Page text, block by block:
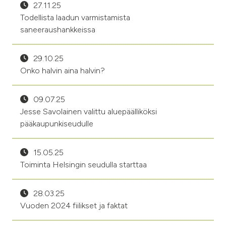
27.11.25
Todellista laadun varmistamista
saneeraushankkeissa
29.10.25
Onko halvin aina halvin?
09.07.25
Jesse Savolainen valittu aluepäälliköksi
pääkaupunkiseudulle
15.05.25
Toiminta Helsingin seudulla starttaa
28.03.25
Vuoden 2024 fiilikset ja faktat